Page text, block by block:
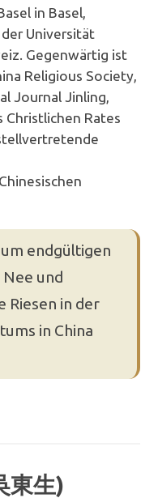
in Basel,
Universität
Gegenwärtig ist
Religious Society,
Journal Jinling,
Rates
endgültigen
Nee und
Riesen in der
in China
東生)